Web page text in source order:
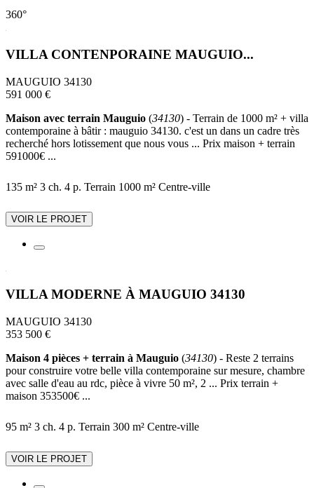
360°
VILLA CONTENPORAINE MAUGUIO...
MAUGUIO 34130
591 000 €
Maison avec terrain Mauguio (34130) - Terrain de 1000 m² + villa
contemporaine à bâtir : mauguio 34130. c'est un dans un cadre très
recherché hors lotissement que nous vous ... Prix maison + terrain
591000€ ...
135 m² 3 ch. 4 p. Terrain 1000 m² Centre-ville
VOIR LE PROJET
VILLA MODERNE À MAUGUIO 34130
MAUGUIO 34130
353 500 €
Maison 4 pièces + terrain à Mauguio (34130) - Reste 2 terrains
pour construire votre belle villa contemporaine sur mesure, chambre
avec salle d'eau au rdc, pièce à vivre 50 m², 2 ... Prix terrain +
maison 353500€ ...
95 m² 3 ch. 4 p. Terrain 300 m² Centre-ville
VOIR LE PROJET